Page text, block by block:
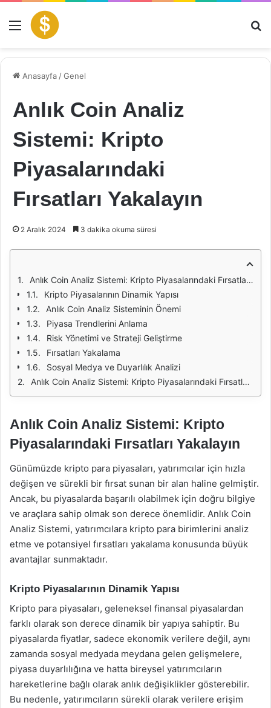
Menü
Anasayfa /Genel
Anlık Coin Analiz
Sistemi: Kripto
Piyasalarındaki
Fırsatları Yakalayın
2 Aralık 2024 3 dakika okuma süresi
Anlık Coin Analiz Sistemi: Kripto Piyasalarındaki Fırsatları Yakalayın
Kripto Piyasalarının Dinamik Yapısı
Anlık Coin Analiz Sisteminin Önemi
Piyasa Trendlerini Anlama
Risk Yönetimi ve Strateji Geliştirme
Fırsatları Yakalama
Sosyal Medya ve Duyarlılık Analizi
Anlık Coin Analiz Sistemi: Kripto Piyasalarındaki Fırsatları Yakalayın
Anlık Coin Analiz Sistemi: Kripto
Piyasalarındaki Fırsatları Yakalayın
Günümüzde kripto para piyasaları, yatırımcılar için hızla
değişen ve sürekli bir fırsat sunan bir alan haline gelmiştir.
Ancak, bu piyasalarda başarılı olabilmek için doğru bilgiye
ve araçlara sahip olmak son derece önemlidir. Anlık Coin
Analiz Sistemi, yatırımcılara kripto para birimlerini analiz
etme ve potansiyel fırsatları yakalama konusunda büyük
avantajlar sunmaktadır.
Kripto Piyasalarının Dinamik Yapısı
Kripto para piyasaları, geleneksel finansal piyasalardan
farklı olarak son derece dinamik bir yapıya sahiptir. Bu
piyasalarda fiyatlar, sadece ekonomik verilere değil, aynı
zamanda sosyal medyada meydana gelen gelişmelere,
piyasa duyarlılığına ve hatta bireysel yatırımcıların
hareketlerine bağlı olarak anlık değişiklikler gösterebilir.
Bu nedenle, yatırımcıların sürekli olarak verilere erişim